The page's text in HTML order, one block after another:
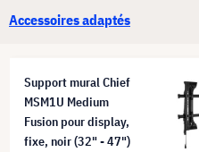
Accessoires adaptés
Support mural Chief
MSM1U Medium
Fusion pour display,
fixe, noir (32" - 47")